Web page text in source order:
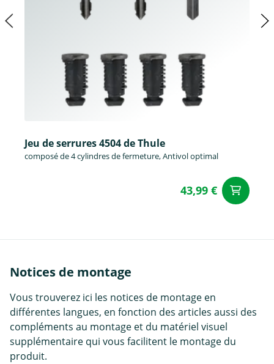
Jeu de serrures 4504 de Thule
composé de 4 cylindres de fermeture, Antivol optimal
43,99 €
Notices de montage
Vous trouverez ici les notices de montage en
différentes langues, en fonction des articles aussi des
compléments au montage et du matériel visuel
supplémentaire qui vous facilitent le montage du
produit.